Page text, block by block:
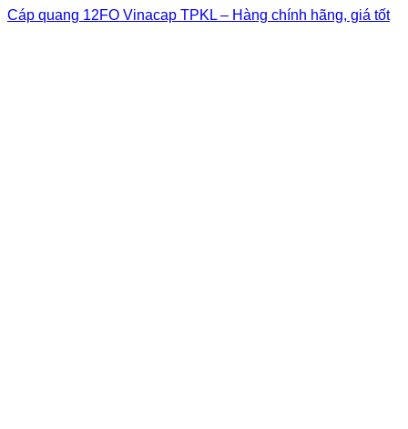
Cáp quang 12FO Vinacap TPKL – Hàng chính hãng, giá tốt